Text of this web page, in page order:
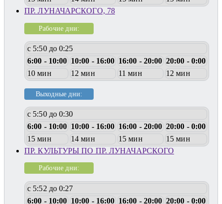
ПР. ЛУНАЧАРСКОГО, 78
Рабочие дни:
с 5:50 до 0:25
6:00 - 10:00 10:00 - 16:00 16:00 - 20:00 20:00 - 0:00
10 мин
12 мин 11 мин 12 мин
Выходные дни:
с 5:50 до 0:30
6:00 - 10:00 10:00 - 16:00 16:00 - 20:00 20:00 - 0:00
15 мин
14 мин 15 мин
15 мин
ПР. КУЛЬТУРЫ ПО ПР. ЛУНАЧАРСКОГО
Рабочие дни:
с 5:52 до 0:27
6:00 - 10:00 10:00 - 16:00 16:00 - 20:00 20:00 - 0:00